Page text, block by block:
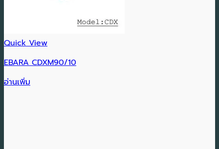
Quick View
EBARA CDXM90/10
อ่านเพิ่ม